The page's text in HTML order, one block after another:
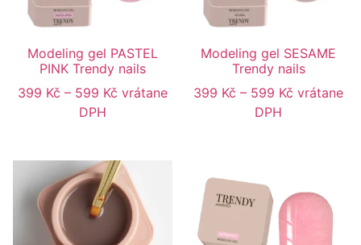
Modeling gel PASTEL
PINK Trendy nails
399 Kč – 599 Kč vrátane
DPH
Modeling gel SESAME
Trendy nails
399 Kč – 599 Kč vrátane
DPH